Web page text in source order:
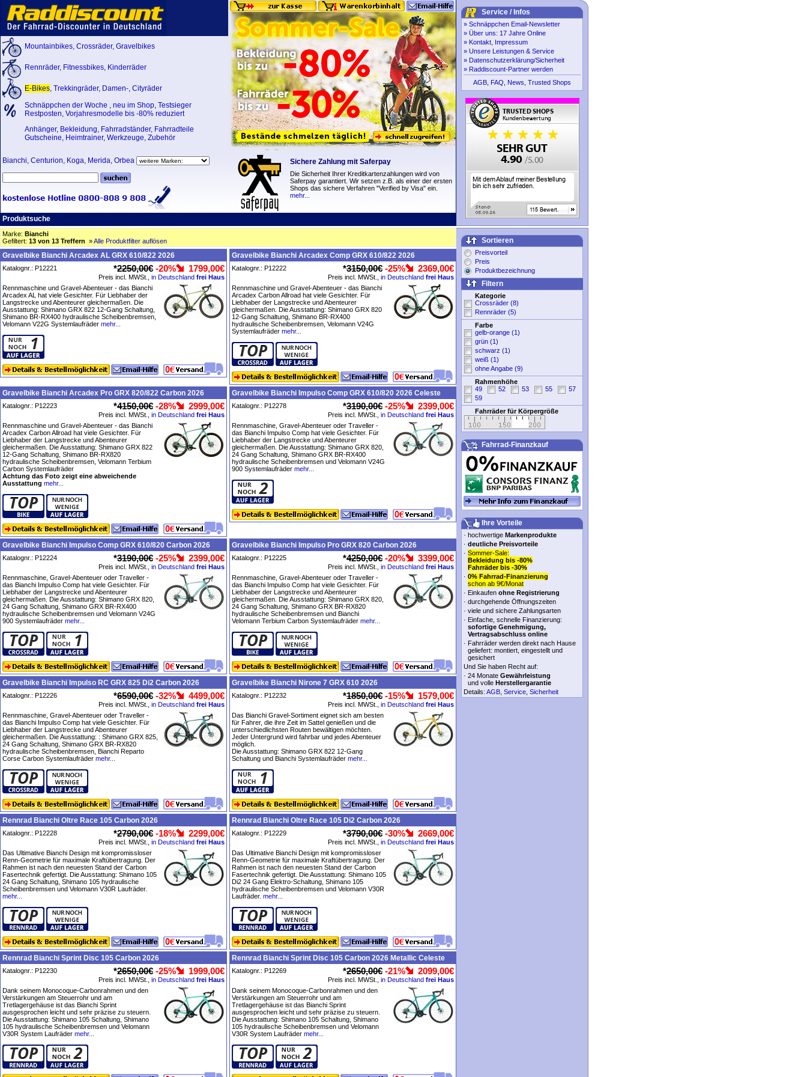
Mountainbikes, Crossräder, Gravelbikes
Rennräder, Fitnessbikes, Kinderräder
E-Bikes, Trekkingräder, Damen-, Cityräder
Schnäppchen der Woche , neu im Shop, Testsieger
Restposten, Vorjahresmodelle bis -80% reduziert
Anhänger, Bekleidung, Fahrradständer, Fahrradteile
Gutscheine, Heimtrainer, Werkzeuge, Zubehör
Service / Infos
» Schnäppchen Email-Newsletter
» Über uns: 17 Jahre Online
» Kontakt, Impressum
» Unsere Leistungen & Service
» Datenschutzerklärung/Sicherheit
» Raddiscount-Partner werden
AGB FAQ News Trusted Shops
Bianchi, Centurion, Koga, Merida, Orbea Sichere Zahlung mit Saferpay
Die Sicherheit Ihrer Kreditkartenzahlungen wird von
Saferpay garantiert. Wir setzen z.B. als einer der ersten
Shops das sichere Verfahren "Verified by Visa" ein.
mehr...
Produktsuche
Marke: Bianchi
Gefiltert: 13 von 13 Treffern »Alle Produktfilter auflösen
Gravelbike Bianchi Arcadex AL GRX 610/822 2026
Katalognr.: P12221 *2250,00€ -20% 1799,00€
Preis incl. MWSt., in Deutschland frei Haus
Rennmaschine und Gravel-Abenteuer - das Bianchi
Arcadex AL hat viele Gesichter. Für Liebhaber der
Langstrecke und Abenteurer gleichermaßen. Die
Ausstattung: Shimano GRX 822 12-Gang Schaltung,
Shimano BR-RX400 hydraulische Scheibenbremsen,
Velomann V22G Systemlaufräder mehr...
Gravelbike Bianchi Arcadex Comp GRX 610/822 2026
Katalognr.: P12222 *3150,00€ -25% 2369,00€
Preis incl. MWSt., in Deutschland frei Haus
Rennmaschine und Gravel-Abenteuer - das Bianchi
Arcadex Carbon Allroad hat viele Gesichter. Für
Liebhaber der Langstrecke und Abenteurer
gleichermaßen. Die Ausstattung: Shimano GRX 820
12-Gang Schaltung, Shimano BR-RX400
hydraulische Scheibenbremsen, Velomann V24G
Systemlaufräder mehr...
Gravelbike Bianchi Arcadex Pro GRX 820/822 Carbon 2026
Katalognr.: P12223 *4150,00€ -28% 2999,00€
Preis incl. MWSt., in Deutschland frei Haus
Rennmaschine und Gravel-Abenteuer - das Bianchi
Arcadex Carbon Allroad hat viele Gesichter. Für
Liebhaber der Langstrecke und Abenteurer
gleichermaßen. Die Ausstattung: Shimano GRX 822
12-Gang Schaltung, Shimano BR-RX820
hydraulische Scheibenbremsen, Velomann Terbium
Carbon Systemlaufräder
Achtung das Foto zeigt eine abweichende
Ausstattung mehr...
Gravelbike Bianchi Impulso Comp GRX 610/820 2026 Celeste
Katalognr.: P12278 *3190,00€ -25% 2399,00€
Preis incl. MWSt., in Deutschland frei Haus
Rennmaschine, Gravel-Abenteuer oder Traveller -
das Bianchi Impulso Comp hat viele Gesichter. Für
Liebhaber der Langstrecke und Abenteurer
gleichermaßen. Die Ausstattung: Shimano GRX 820,
24 Gang Schaltung, Shimano GRX BR-RX400
hydraulische Scheibenbremsen und Velomann V24G
900 Systemlaufräder mehr...
Gravelbike Bianchi Impulso Comp GRX 610/820 Carbon 2026
Katalognr.: P12224 *3190,00€ -25% 2399,00€
Preis incl. MWSt., in Deutschland frei Haus
Rennmaschine, Gravel-Abenteuer oder Traveller -
das Bianchi Impulso Comp hat viele Gesichter. Für
Liebhaber der Langstrecke und Abenteurer
gleichermaßen. Die Ausstattung: Shimano GRX 820,
24 Gang Schaltung, Shimano GRX BR-RX400
hydraulische Scheibenbremsen und Velomann V24G
900 Systemlaufräder mehr...
Gravelbike Bianchi Impulso Pro GRX 820 Carbon 2026
Katalognr.: P12225 *4250,00€ -20% 3399,00€
Preis incl. MWSt., in Deutschland frei Haus
Rennmaschine, Gravel-Abenteuer oder Traveller -
das Bianchi Impulso Comp hat viele Gesichter. Für
Liebhaber der Langstrecke und Abenteurer
gleichermaßen. Die Ausstattung: Shimano GRX 820,
24 Gang Schaltung, Shimano GRX BR-RX820
hydraulische Scheibenbremsen und Bianchi
Velomann Terbium Carbon Systemlaufräder mehr...
Gravelbike Bianchi Impulso RC GRX 825 Di2 Carbon 2026
Katalognr.: P12226 *6590,00€ -32% 4499,00€
Preis incl. MWSt., in Deutschland frei Haus
Rennmaschine, Gravel-Abenteuer oder Traveller -
das Bianchi Impulso Comp hat viele Gesichter. Für
Liebhaber der Langstrecke und Abenteurer
gleichermaßen. Die Ausstattung: : Shimano GRX 825,
24 Gang Schaltung, Shimano GRX BR-RX820
hydraulische Scheibenbremsen, Bianchi Reparto
Corse Carbon Systemlaufräder mehr...
Gravelbike Bianchi Nirone 7 GRX 610 2026
Katalognr.: P12232 *1850,00€ -15% 1579,00€
Preis incl. MWSt., in Deutschland frei Haus
Das Bianchi Gravel-Sortiment eignet sich am besten
für Fahrer, die ihre Zeit im Sattel genießen und die
unterschiedlichsten Routen bewältigen möchten.
Jeder Untergrund wird fahrbar und jedes Abenteuer
möglich.
Die Ausstattung: Shimano GRX 822 12-Gang
Schaltung und Bianchi Systemlaufräder mehr...
Rennrad Bianchi Oltre Race 105 Carbon 2026
Katalognr.: P12228 *2790,00€ -18% 2299,00€
Preis incl. MWSt., in Deutschland frei Haus
Das Ultimative Bianchi Design mit kompromissloser
Renn-Geometrie für maximale Kraftübertragung. Der
Rahmen ist nach den neuesten Stand der Carbon
Fasertechnik gefertigt. Die Ausstattung: Shimano 105
24 Gang Schaltung, Shimano 105 hydraulische
Scheibenbremsen und Velomann V30R Laufräder.
mehr...
Rennrad Bianchi Oltre Race 105 Di2 Carbon 2026
Katalognr.: P12229 *3790,00€ -30% 2669,00€
Preis incl. MWSt., in Deutschland frei Haus
Das Ultimative Bianchi Design mit kompromissloser
Renn-Geometrie für maximale Kraftübertragung. Der
Rahmen ist nach den neuesten Stand der Carbon
Fasertechnik gefertigt. Die Ausstattung: Shimano 105
Di2 24 Gang Elektro-Schaltung, Shimano 105
hydraulische Scheibenbremsen und Velomann V30R
Laufräder. mehr...
Rennrad Bianchi Sprint Disc 105 Carbon 2026
Katalognr.: P12230 *2650,00€ -25% 1999,00€
Preis incl. MWSt., in Deutschland frei Haus
Dank seinem Monocoque-Carbonrahmen und den
Verstärkungen am Steuerrohr und am
Tretlagergehäuse ist das Bianchi Sprint
ausgesprochen leicht und sehr präzise zu steuern.
Die Ausstattung: Shimano 105 Schaltung, Shimano
105 hydraulische Scheibenbremsen und Velomann
V30R System Laufräder mehr...
Rennrad Bianchi Sprint Disc 105 Carbon 2026 Metallic Celeste
Katalognr.: P12269 *2650,00€ -21% 2099,00€
Preis incl. MWSt., in Deutschland frei Haus
Dank seinem Monocoque-Carbonrahmen und den
Verstärkungen am Steuerrohr und am
Tretlagergehäuse ist das Bianchi Sprint
ausgesprochen leicht und sehr präzise zu steuern.
Die Ausstattung: Shimano 105 Schaltung, Shimano
105 hydraulische Scheibenbremsen und Velomann
V30R System Laufräder mehr...
Sortieren
Preisvorteil
Preis
Produktbezeichnung
Filtern
Kategorie
Crossräder (8)
Rennräder (5)
Farbe
gelb-orange (1)
grün (1)
schwarz (1)
weiß (1)
ohne Angabe (9)
Rahmenhöhe
49
52 53 55
57
59
Fahrräder für Körpergröße
Fahrrad-Finanzkauf
Ihre Vorteile
· hochwertige Markenprodukte
· deutliche Preisvorteile
· Sommer-Sale:
Bekleidung bis -80%
Fahrräder bis -30%
· 0% Fahrrad-Finanzierung
schon ab 9€/Monat
· Einkaufen ohne Registrierung
· durchgehende Öffnungszeiten
· viele und sichere Zahlungsarten
· Einfache, schnelle Finanzierung:
sofortige Genehmigung,
Vertragsabschluss online
· Fahrräder werden direkt nach Hause
geliefert: montiert, eingestellt und
gesichert
Und Sie haben Recht auf:
· 24 Monate Gewährleistung
und volle Herstellergarantie
Details: AGB Service Sicherheit